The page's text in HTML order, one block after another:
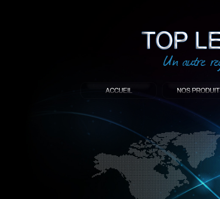
: Top led world
Produit décoratif led
Objet publicitaire led
éclairage blanc led
Enseigne publicitaire
Fabriquant et distributeur français
gamme à base de LED.
led, Topledworld, top led world, top
économie énergie, edf, lumière,